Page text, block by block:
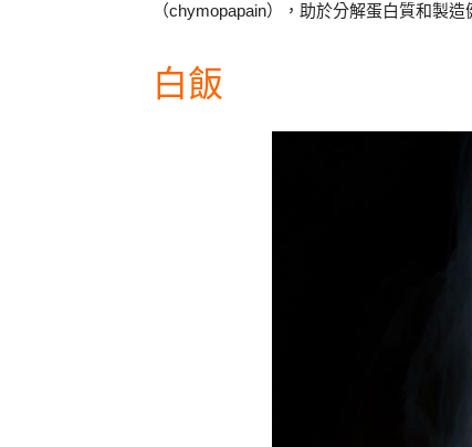
（chymopapain），助於分解蛋白質和製
白飯